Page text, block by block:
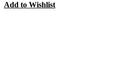
Add to Wishlist